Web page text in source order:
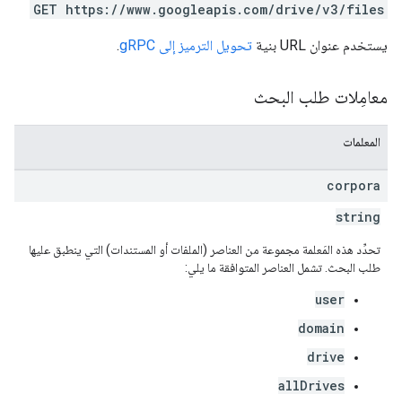
GET https://www.googleapis.com/drive/v3/files
يستخدم عنوان URL بنية تحويل الترميز إلى gRPC .
معامِلات طلب البحث
المعلمات
corpora
string
تحدِّد هذه المَعلمة مجموعة من العناصر (الملفات أو المستندات) التي ينطبق عليها
طلب البحث. تشمل العناصر المتوافقة ما يلي:
user
domain
drive
allDrives